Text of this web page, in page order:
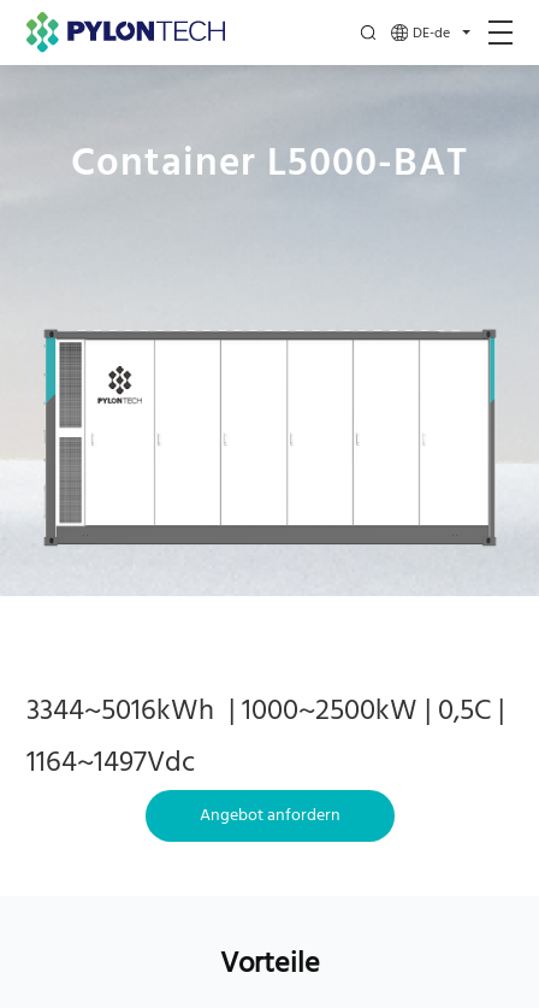
DE-de
Container L5000-BAT
3344~5016kWh | 1000~2500kW | 0,5C |
1164~1497Vdc
Angebot anfordern
Vorteile